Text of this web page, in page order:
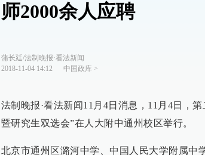
师2000余人应聘
蒲长廷/法制晚报·看法新闻
2018-11-04 14:12
中国政库>
法制晚报·看法新闻11月4日消息，11月4日，
暨研究生双选会”在人大附中通州校区举行。
北京市通州区潞河中学、中国人民大学附属中